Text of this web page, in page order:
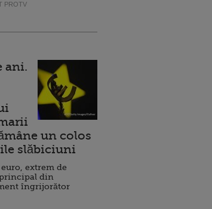
PROTV
ani.
un colos
slăbiciuni
extrem de
din
îngrijorător